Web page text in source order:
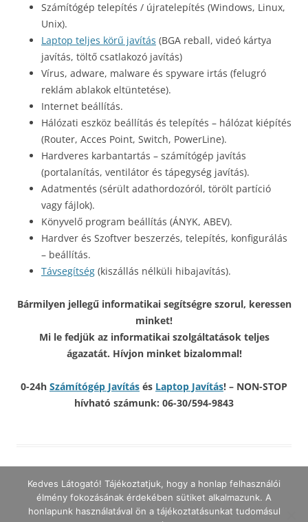
Számítógép telepítés / újratelepítés (Windows, Linux,
Unix).
Laptop teljes körű javítás (BGA reball, videó kártya
javítás, töltő csatlakozó javítás)
Vírus, adware, malware és spyware irtás (felugró
reklám ablakok eltüntetése).
Internet beállítás.
Hálózati eszköz beállítás és telepítés – hálózat kiépítés
(Router, Acces Point, Switch, PowerLine).
Hardveres karbantartás – számítógép javítás
(portalanítás, ventilátor és tápegység javítás).
Adatmentés (sérült adathordozóról, törölt partíció
vagy fájlok).
Könyvelő program beállítás (ÁNYK, ABEV).
Hardver és Szoftver beszerzés, telepítés, konfigurálás
– beállítás.
Távsegítség (kiszállás nélküli hibajavítás).
Bármilyen jellegű informatikai segítségre szorul, keressen
minket!
Mi le fedjük az informatikai szolgáltatások teljes
ágazatát. Hívjon minket bizalommal!
0-24h Számítógép Javítás és Laptop Javítás! – NON-STOP
hívható számunk: 06-30/594-9843
Kedves Látogató! Tájékoztatjuk, hogy a honlap felhasználói
élmény fokozásának érdekében sütiket alkalmazunk. A
honlapunk használatával ön a tájékoztatásunkat tudomásul